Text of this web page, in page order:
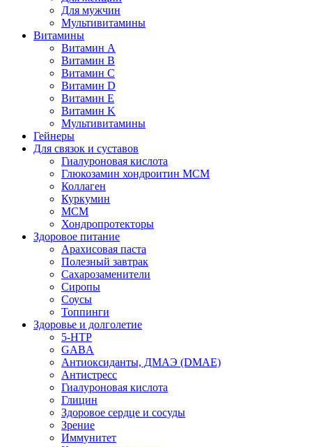
Для мужчин
Мультивитамины
Витамины
Витамин A
Витамин B
Витамин C
Витамин D
Витамин E
Витамин K
Мультивитамины
Гейнеры
Для связок и суставов
Гиалуроновая кислота
Глюкозамин хондроитин МСМ
Коллаген
Куркумин
МСМ
Хондропротекторы
Здоровое питание
Арахисовая паста
Полезный завтрак
Сахарозаменители
Сиропы
Соусы
Топпинги
Здоровье и долголетие
5-HTP
GABA
Антиоксиданты, ДМАЭ (DMAE)
Антистресс
Гиалуроновая кислота
Глицин
Здоровое сердце и сосуды
Зрение
Иммунитет